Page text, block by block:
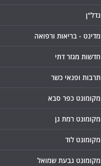
נדל"ן
מדינט - בריאות ורפואה
חדשות מגזר דתי
תרבות ופנאי כשר
מקומונט כפר סבא
מקומונט רמת גן
מקומונט לוד
מקומונט גבעת שמואל